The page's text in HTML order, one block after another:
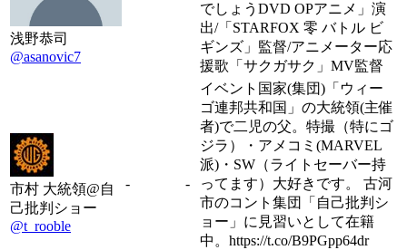
浅野恭司
@asanovic7
でしょうDVD OPアニメ」演
出/「STARFOX 零 バトル ビ
ギンズ」監督/アニメーター応
援歌「サクガサク」MV監督
市村 大統領@自
己批判ショー
@t_rooble
- -
イベント国家(集団)「ウィー
ゴ連邦共和国」の大統領(主催
者)で二児の父。特撮（特にゴ
ジラ）・アメコミ(MARVEL
派)・SW（ライトセーバー持
ってます）大好きです。 古河
市のコント集団「自己批判シ
ョー」に見習いとして在籍
中。https://t.co/B9PGpp64dr